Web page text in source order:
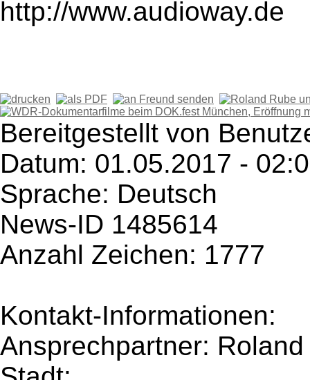
http://www.audioway.de
Bereitgestellt von
Datum: 01.05.2017 -
Sprache: Deutsch
News-ID 1485614
Anzahl Zeichen: 1777
Kontakt-Informationen:
Ansprechpartner: